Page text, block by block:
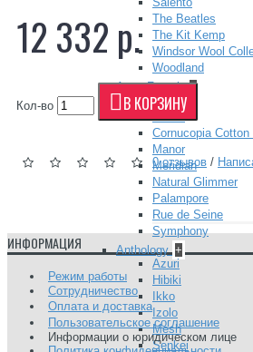
The Beatles
The Kit Kemp
Windsor Wool
Woodland
Anna French +
Antilles
Ballad
Cornucopia Cotton
Manor
Meridian
Natural Glimmer
Palampore
Rue de Seine
Symphony
Anthology +
Azuri
Hibiki
Ikko
Izolo
Mesh
Senkei
12 332 р.
Кол-во В КОРЗИНУ
0 отзывов /
ИНФОРМАЦИЯ
Режим работы
Сотрудничество
Оплата и доставка
Пользовательское соглашение
Информации о юридическом лице